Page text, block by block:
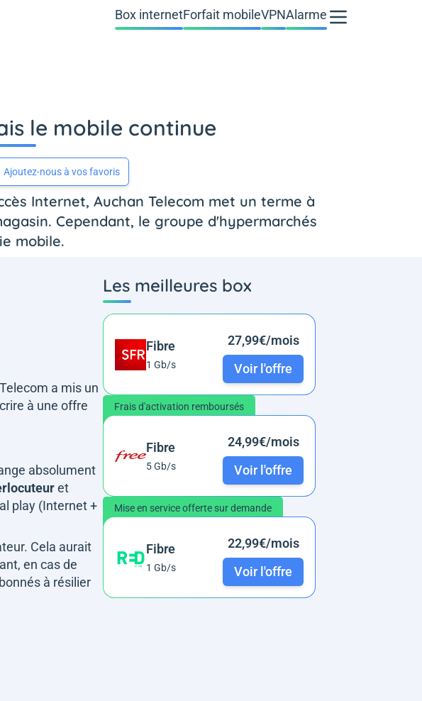
Box internetForfait mobileVPNAlarme
le mobile continue
Ajoutez-nous à vos favoris
Internet, Auchan Telecom met un terme à
Cependant, le groupe d'hypermarchés
mobile.
a mis un
à une offre
absolument
et
play (Internet +
Cela aurait
en cas de
à résilier
Les meilleures box
Fibre
1 Gb/s
27,99€/mois
Voir l'offre
Frais d'activation remboursés
Fibre
5 Gb/s
24,99€/mois
Voir l'offre
Mise en service offerte sur demande
Fibre
1 Gb/s
22,99€/mois
Voir l'offre